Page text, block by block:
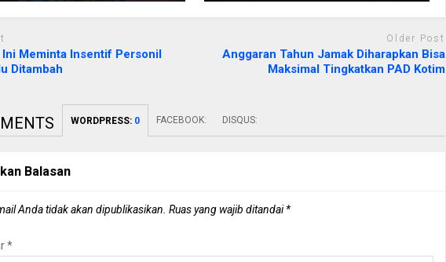
Meminta Insentif Personil
Ditambah
Older Post
Anggaran Tahun Jamak Diharapkan Bisa
Maksimal Tingkatkan PAD Kotim
WORDPRESS: 0 FACEBOOK: DISQUS:
Balasan
Anda tidak akan dipublikasikan. Ruas yang wajib ditandai*
*